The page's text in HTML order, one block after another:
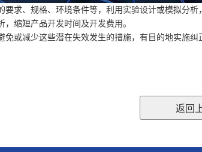
要求、规格、环境条件等，利用实验设计或模拟分
，缩短产品开发时间及开发费用。
免或减少这些潜在失效发生的措施，有目的地实施纠